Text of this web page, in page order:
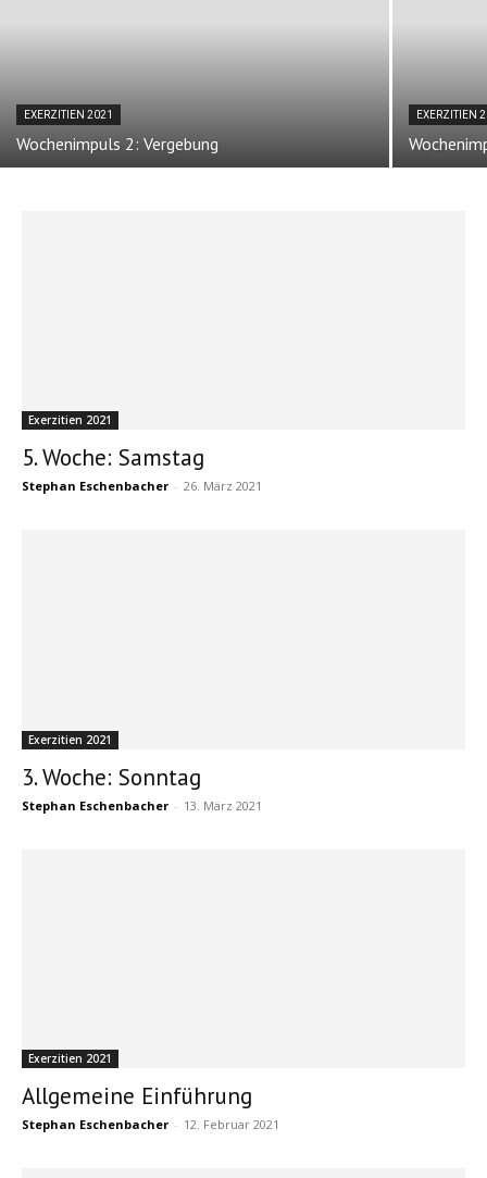
EXERZITIEN 2021
Wochenimpuls 2: Vergebung
EXERZITIEN
Exerzitien 2021
5. Woche: Samstag
Stephan Eschenbacher - 26. März 2021
Exerzitien 2021
3. Woche: Sonntag
Stephan Eschenbacher - 13. März 2021
Exerzitien 2021
Allgemeine Einführung
Stephan Eschenbacher - 12. Februar 2021